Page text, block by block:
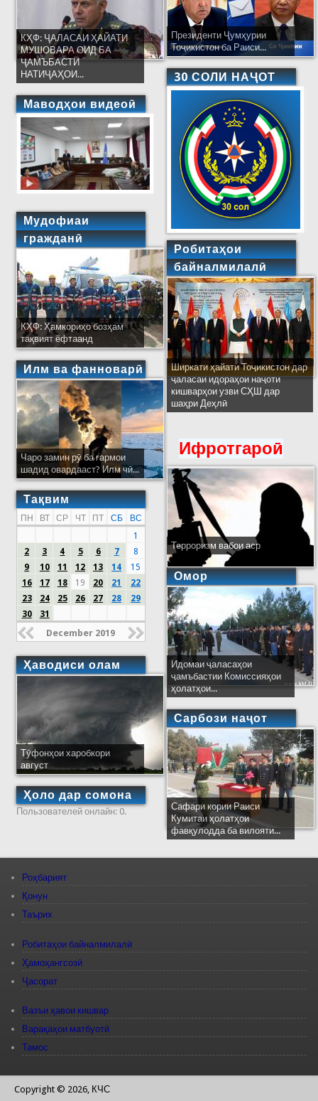
КҲФ: ҶАЛАСАИ ҲАЙАТИ
МУШОВАРА ОИД БА
ҶАМЪБАСТИ
НАТИҶАҲОИ...
Маводҳои видеоӣ
Мудофиаи
гражданӣ
КҲФ: Ҳамкориҳо бозҳам
тақвият ёфтаанд
Илм ва фанноварӣ
Чаро замин рӯ ба гармои
шадид овардааст? Илм чӣ...
Тақвим
ПН ВТ СР ЧТ ПТ СБ
ВС
1
2
3 4 5 6 7
8
9
10 11 12 13 14
15
16
17 18 19 20 21
22
23
24 25 26 27 28
29
30
31
December 2019
Ҳаводиси олам
Тӯфонҳои харобкори
август
Ҳоло дар сомона
Пользователей онлайн: 0.
Президенти Ҷумҳурии
Тоҷикистон ба Раиси...
30 СОЛИ НАҶОТ
Робитаҳои
байналмилалӣ
Ширкати ҳайати Тоҷикистон дар
ҷаласаи идораҳои наҷоти
кишварҳои узви СҲШ дар
шаҳри Деҳлӣ
Ифротгароӣ
Терроризм вабои аср
Омор
Идомаи ҷаласаҳои
ҷамъбастии Комиссияҳои
ҳолатҳои...
Сарбози наҷот
Сафари кории Раиси
Кумитаи ҳолатҳои
фавқулодда ба вилояти...
Роҳбарият
Қонун
Таърих
Робитаҳои байналмилалӣ
Ҳамоҳангсозӣ
Ҷасорат
Вазъи ҳавои кишвар
Варақаҳои матбуотӣ
Тамос
Copyright © 2026, КЧС